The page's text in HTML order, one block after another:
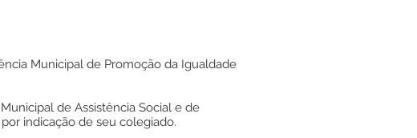
Municipal de Promoção da Igualdade
de Assistência Social e de
indicação de seu colegiado.